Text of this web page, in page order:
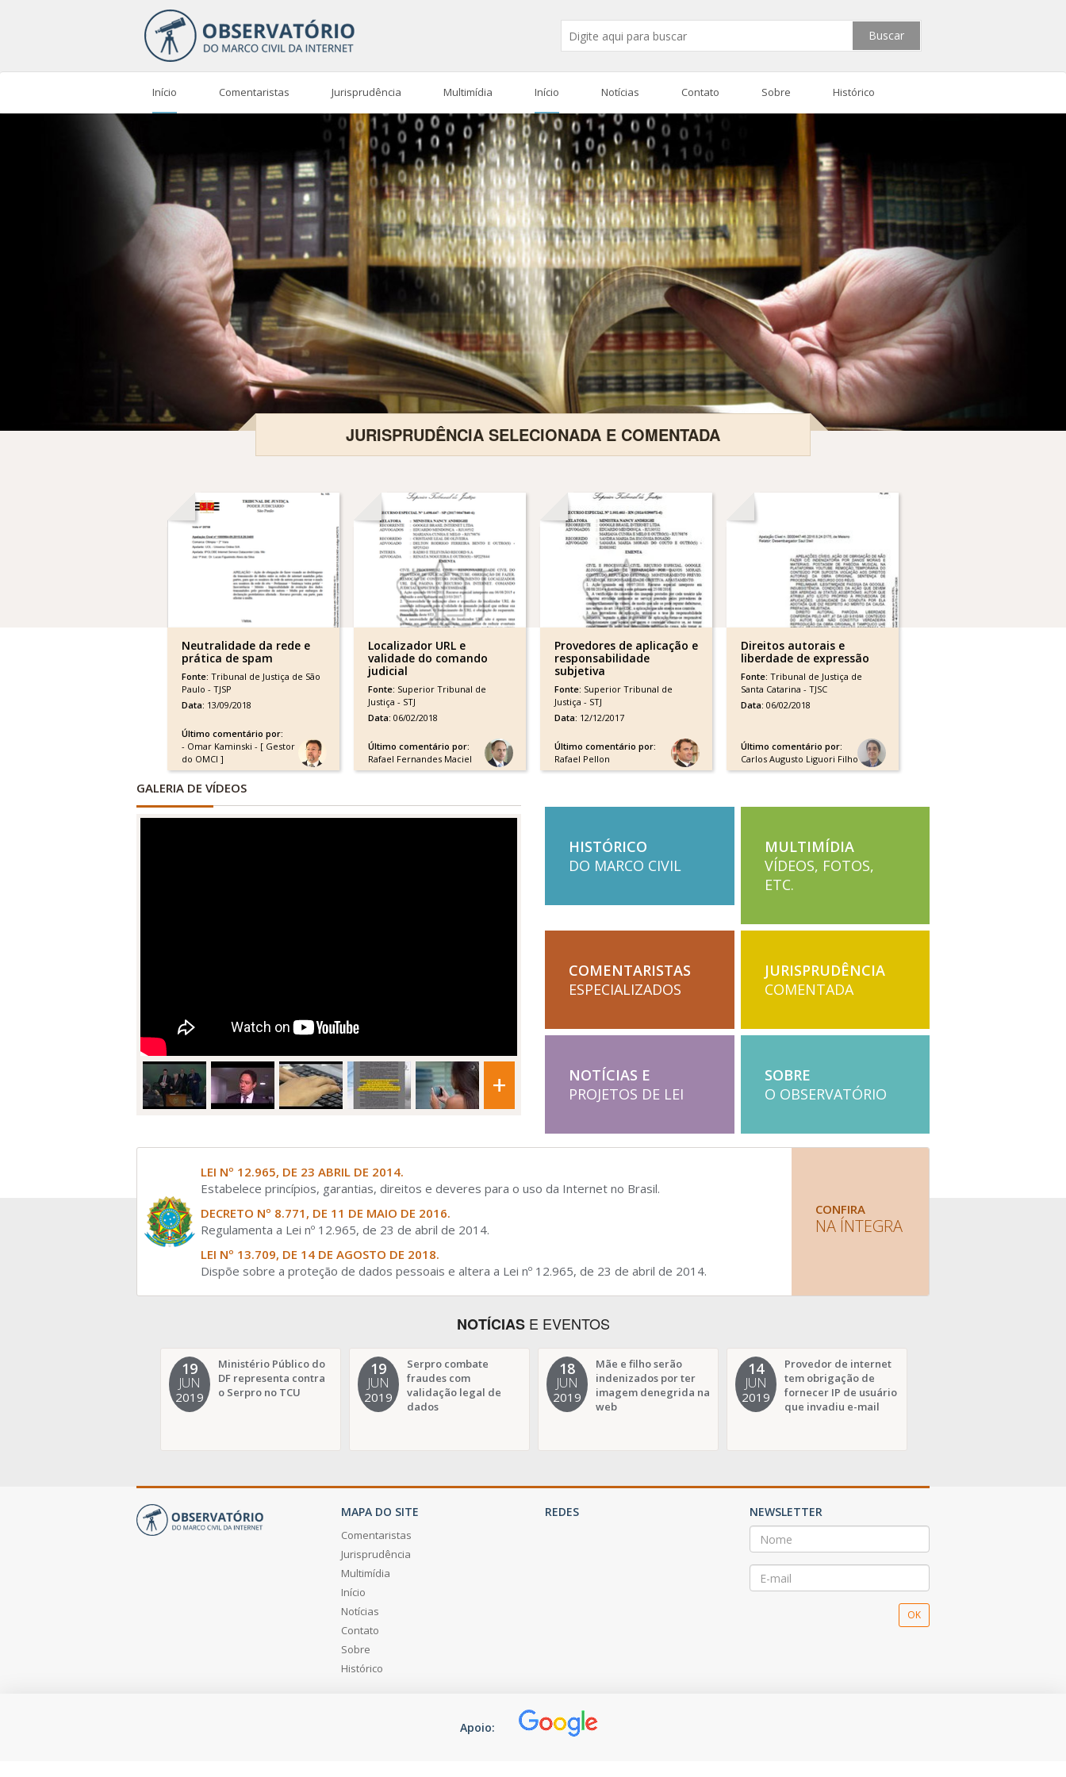
Buscar
Início Comentaristas Jurisprudência Multimídia Início Notícias Contato Sobre Histórico
JURISPRUDÊNCIA SELECIONADA E COMENTADA
Neutralidade da rede e
prática de spam
Fonte: Tribunal de Justiça de São
Paulo - TJSP
Data: 13/09/2018
Último comentário por:
- Omar Kaminski - [ Gestor
do OMCI ]
Localizador URL e
validade do comando
judicial
Fonte: Superior Tribunal de
Justiça - STJ
Data: 06/02/2018
Último comentário por:
Rafael Fernandes Maciel
Provedores de aplicação e
responsabilidade
subjetiva
Fonte: Superior Tribunal de
Justiça - STJ
Data: 12/12/2017
Último comentário por:
Rafael Pellon
Direitos autorais e
liberdade de expressão
Fonte: Tribunal de Justiça de
Santa Catarina - TJSC
Data: 06/02/2018
Último comentário por:
Carlos Augusto Liguori Filho
GALERIA DE VÍDEOS
+
HISTÓRICO
DO MARCO CIVIL
MULTIMÍDIA
VÍDEOS, FOTOS,
ETC.
COMENTARISTAS
ESPECIALIZADOS
JURISPRUDÊNCIA
COMENTADA
NOTÍCIAS E
PROJETOS DE LEI
SOBRE
O OBSERVATÓRIO
CONFIRA
NA ÍNTEGRA
LEI Nº 12.965, DE 23 ABRIL DE 2014.
Estabelece princípios, garantias, direitos e deveres para o uso da Internet no Brasil.
DECRETO Nº 8.771, DE 11 DE MAIO DE 2016.
Regulamenta a Lei nº 12.965, de 23 de abril de 2014.
LEI Nº 13.709, DE 14 DE AGOSTO DE 2018.
Dispõe sobre a proteção de dados pessoais e altera a Lei nº 12.965, de 23 de abril de 2014.
NOTÍCIASE EVENTOS
19
JUN
2019
Ministério Público do
DF representa contra
o Serpro no TCU
19
JUN
2019
Serpro combate
fraudes com
validação legal de
dados
18
JUN
2019
Mãe e filho serão
indenizados por ter
imagem denegrida na
web
14
JUN
2019
Provedor de internet
tem obrigação de
fornecer IP de usuário
que invadiu e-mail
MAPA DO SITE
Comentaristas
Jurisprudência
Multimídia
Início
Notícias
Contato
Sobre
Histórico
REDES NEWSLETTER
OK
Apoio: